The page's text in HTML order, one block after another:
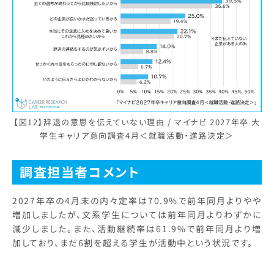
【図12】辞退の意思を伝えていない理由 / マイナビ 2027年卒 大
学生キャリア意向調査4月＜就職活動・進路決定＞
調査担当者コメント
2027年卒の4月末の内々定率は70.9%で前年同月よりやや
増加しましたが、文系学生については前年同月よりわずかに
減少しました。また、活動継続率は61.9%で前年同月より増
加しており、まだ6割を超える学生が活動中という状況です。